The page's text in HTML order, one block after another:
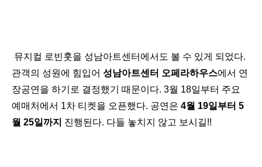
뮤지컬 로빈훗을 성남아트센터에서도 볼 수 있게 되었다.
관객의 성원에 힘입어 성남아트센터 오페라하우스에서 연
장공연을 하기로 결정했기 때문이다. 3월 18일부터 주요
예매처에서 1차 티켓을 오픈했다. 공연은 4월 19일부터 5
월 25일까지 진행된다. 다들 놓치지 않고 보시길!!